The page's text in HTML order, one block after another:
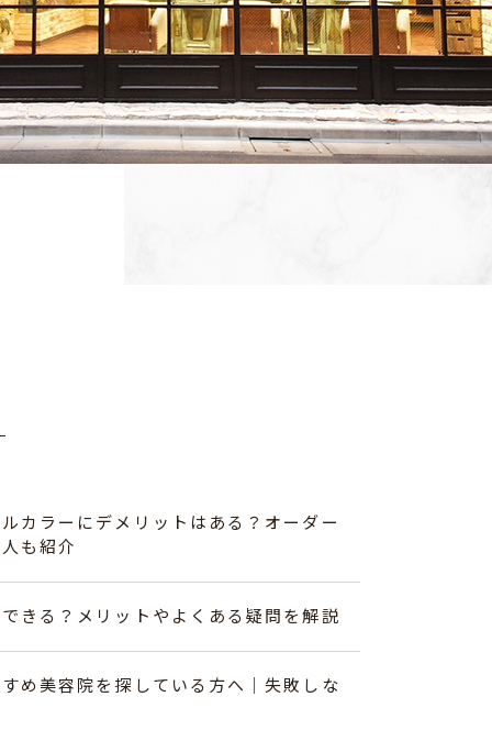
カラーにデメリットはある？オーダー
も紹介
きる？メリットやよくある疑問を解説
め美容院を探している方へ｜失敗しな